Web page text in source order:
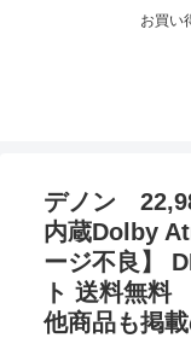
お買い
デノン
内蔵Dolby
ージ不良】
ト 送料無料
他商品も掲